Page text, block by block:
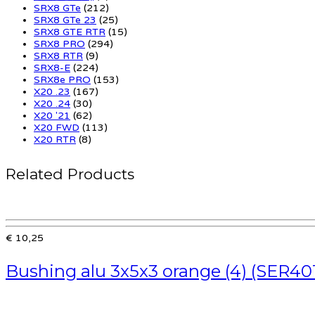
SRX8 GTe (212)
SRX8 GTe 23 (25)
SRX8 GTE RTR (15)
SRX8 PRO (294)
SRX8 RTR (9)
SRX8-E (224)
SRX8e PRO (153)
X20 .23 (167)
X20 .24 (30)
X20 '21 (62)
X20 FWD (113)
X20 RTR (8)
Related Products
€ 10,25
Bushing alu 3x5x3 orange (4)